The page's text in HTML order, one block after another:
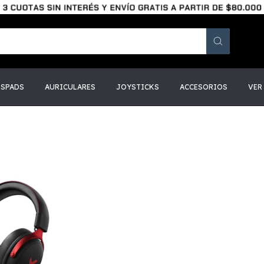
AURICULARES JOYSTICKS ACCESORIOS